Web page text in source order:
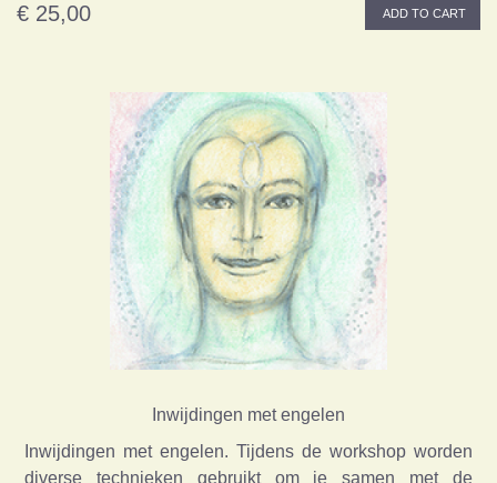
€ 25,00 ADD TO CART
Inwijdingen met engelen
Inwijdingen met engelen. Tijdens de workshop worden
diverse technieken gebruikt om je samen met de